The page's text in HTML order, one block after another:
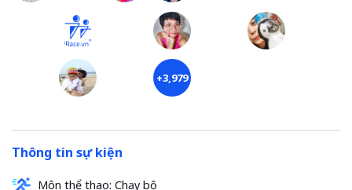
+3,979
Thông tin sự kiện
Môn thể thao: Chạy bộ